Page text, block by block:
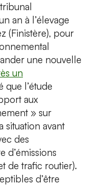
an à l’élevage
(Finistère), pour
une nouvelle
un
que l’étude
aux
» sur
situation avant
des
d’émissions
de trafic routier).
d’être